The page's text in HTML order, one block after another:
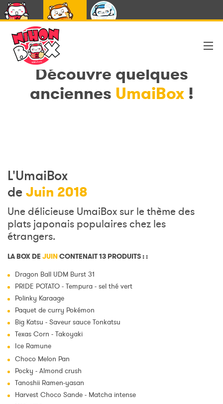
NihonBox UmaiBox
Découvre quelques
anciennes UmaiBox!
L'UmaiBox
de Juin 2018
Une délicieuse UmaiBox sur le thème des
plats japonais populaires chez les
étrangers.
LA BOX DE JUINCONTENAIT 13 PRODUITS : :
Dragon Ball UDM Burst 31
PRIDE POTATO - Tempura - sel thé vert
Polinky Karaage
Paquet de curry Pokémon
Big Katsu - Saveur sauce Tonkatsu
Texas Corn - Takoyaki
Ice Ramune
Choco Melon Pan
Pocky - Almond crush
Tanoshii Ramen-yasan
Harvest Choco Sande - Matcha intense